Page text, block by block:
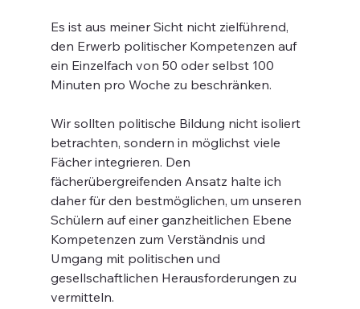
Es ist aus meiner Sicht nicht zielführend,
den Erwerb politischer Kompetenzen auf
ein Einzelfach von 50 oder selbst 100
Minuten pro Woche zu beschränken.
Wir sollten politische Bildung nicht isoliert
betrachten, sondern in möglichst viele
Fächer integrieren. Den
fächerübergreifenden Ansatz halte ich
daher für den bestmöglichen, um unseren
Schülern auf einer ganzheitlichen Ebene
Kompetenzen zum Verständnis und
Umgang mit politischen und
gesellschaftlichen Herausforderungen zu
vermitteln.